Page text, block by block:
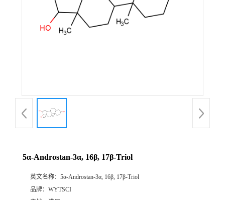
5α-Androstan-3α, 16β, 17β-Triol
英文名称： 5α-Androstan-3α, 16β, 17β-Triol
品牌： WYTSCI